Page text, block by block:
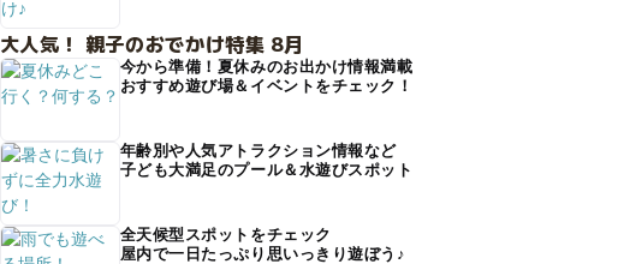
大人気！ 親子のおでかけ特集 8月
今から準備！夏休みのお出かけ情報満載
おすすめ遊び場＆イベントをチェック！
年齢別や人気アトラクション情報など
子ども大満足のプール＆水遊びスポット
全天候型スポットをチェック
屋内で一日たっぷり思いっきり遊ぼう♪